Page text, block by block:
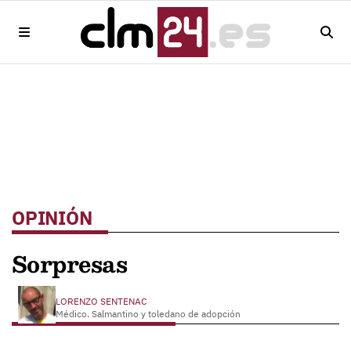
OPINIÓN
Sorpresas
LORENZO SENTENAC
Médico. Salmantino y toledano de adopción